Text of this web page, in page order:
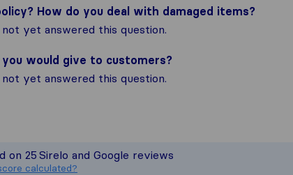
How do you deal with damaged items?
yet answered this question.
would give to customers?
yet answered this question.
give you the most complete
reviews gathered from Sirelo
on 25 Sirelo and Google reviews
calculated?